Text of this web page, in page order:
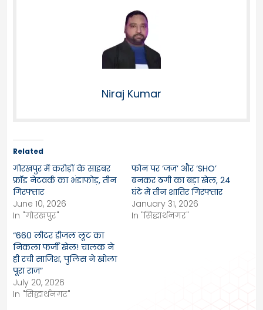
Niraj Kumar
Related
गोरखपुर में करोड़ों के साइबर
फ्रॉड नेटवर्क का भंडाफोड़, तीन
गिरफ्तार
June 10, 2026
In "गोरखपुर"
फोन पर ‘जज’ और ‘SHO’
बनकर ठगी का बड़ा खेल, 24
घंटे में तीन शातिर गिरफ्तार
January 31, 2026
In "सिद्धार्थनगर"
“660 लीटर डीजल लूट का
निकला फर्जी खेल! चालक ने
ही रची साजिश, पुलिस ने खोला
पूरा राज”
July 20, 2026
In "सिद्धार्थनगर"